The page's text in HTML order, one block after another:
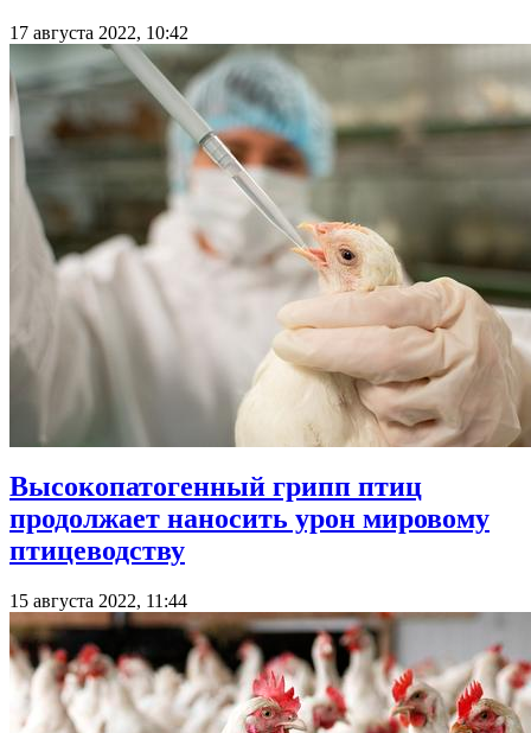
17 августа 2022, 10:42
Высокопатогенный грипп птиц
продолжает наносить урон мировому
птицеводству
15 августа 2022, 11:44